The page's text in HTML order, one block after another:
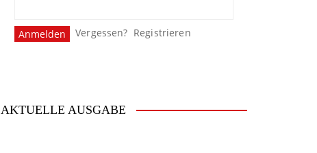
Vergessen? Registrieren
AKTUELLE AUSGABE